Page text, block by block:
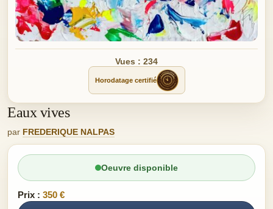
Vues : 234
Horodatage certifié
Eaux vives
par FREDERIQUE NALPAS
Oeuvre disponible
Prix : 350 €